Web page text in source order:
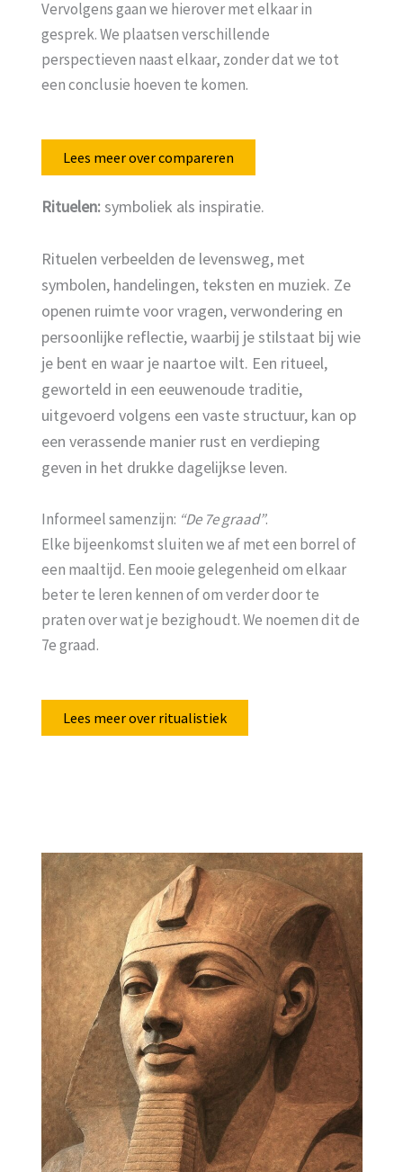
Vervolgens gaan we hierover met elkaar in
gesprek. We plaatsen verschillende
perspectieven naast elkaar, zonder dat we tot
een conclusie hoeven te komen.
Lees meer over compareren
Rituelen:symboliek als inspiratie.
Rituelen verbeelden de levensweg, met
symbolen, handelingen, teksten en muziek. Ze
openen ruimte voor vragen, verwondering en
persoonlijke reflectie, waarbij je stilstaat bij wie
je bent en waar je naartoe wilt. Een ritueel,
geworteld in een eeuwenoude traditie,
uitgevoerd volgens een vaste structuur, kan op
een verassende manier rust en verdieping
geven in het drukke dagelijkse leven.
Informeel samenzijn: “De 7e graad”.
Elke bijeenkomst sluiten we af met een borrel of
een maaltijd. Een mooie gelegenheid om elkaar
beter te leren kennen of om verder door te
praten over wat je bezighoudt. We noemen dit de
7e graad.
Lees meer over ritualistiek